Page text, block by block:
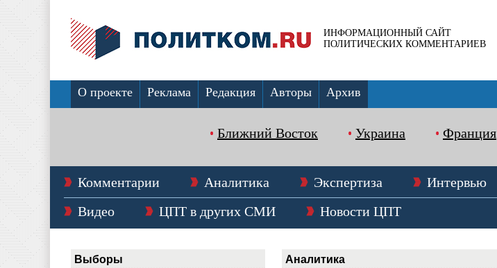
ИНФОРМАЦИОННЫЙ САЙТ
ПОЛИТИЧЕСКИХ КОММЕНТАРИЕВ
О проекте Реклама Редакция Авторы Архив
Ближний Восток Украина Франция
Комментарии Аналитика Экспертиза Интервью
Видео
ЦПТ в других СМИ Новости ЦПТ
Выборы Аналитика